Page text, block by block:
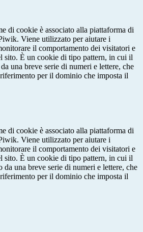
di cookie è associato alla piattaforma di
Viene utilizzato per aiutare i
il comportamento dei visitatori e
sito. È un cookie di tipo pattern, in cui il
una breve serie di numeri e lettere, che
per il dominio che imposta il
di cookie è associato alla piattaforma di
Viene utilizzato per aiutare i
il comportamento dei visitatori e
sito. È un cookie di tipo pattern, in cui il
da una breve serie di numeri e lettere, che
per il dominio che imposta il